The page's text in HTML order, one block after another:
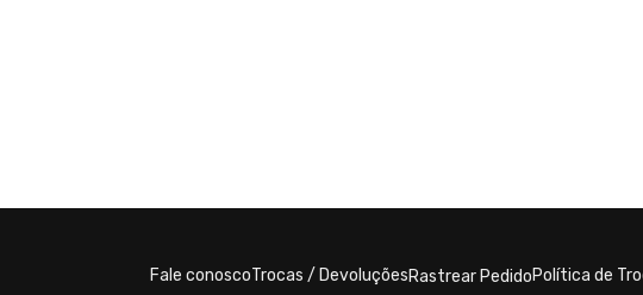
Fale conoscoTrocas / DevoluçõesRastrear PedidoPolítica de